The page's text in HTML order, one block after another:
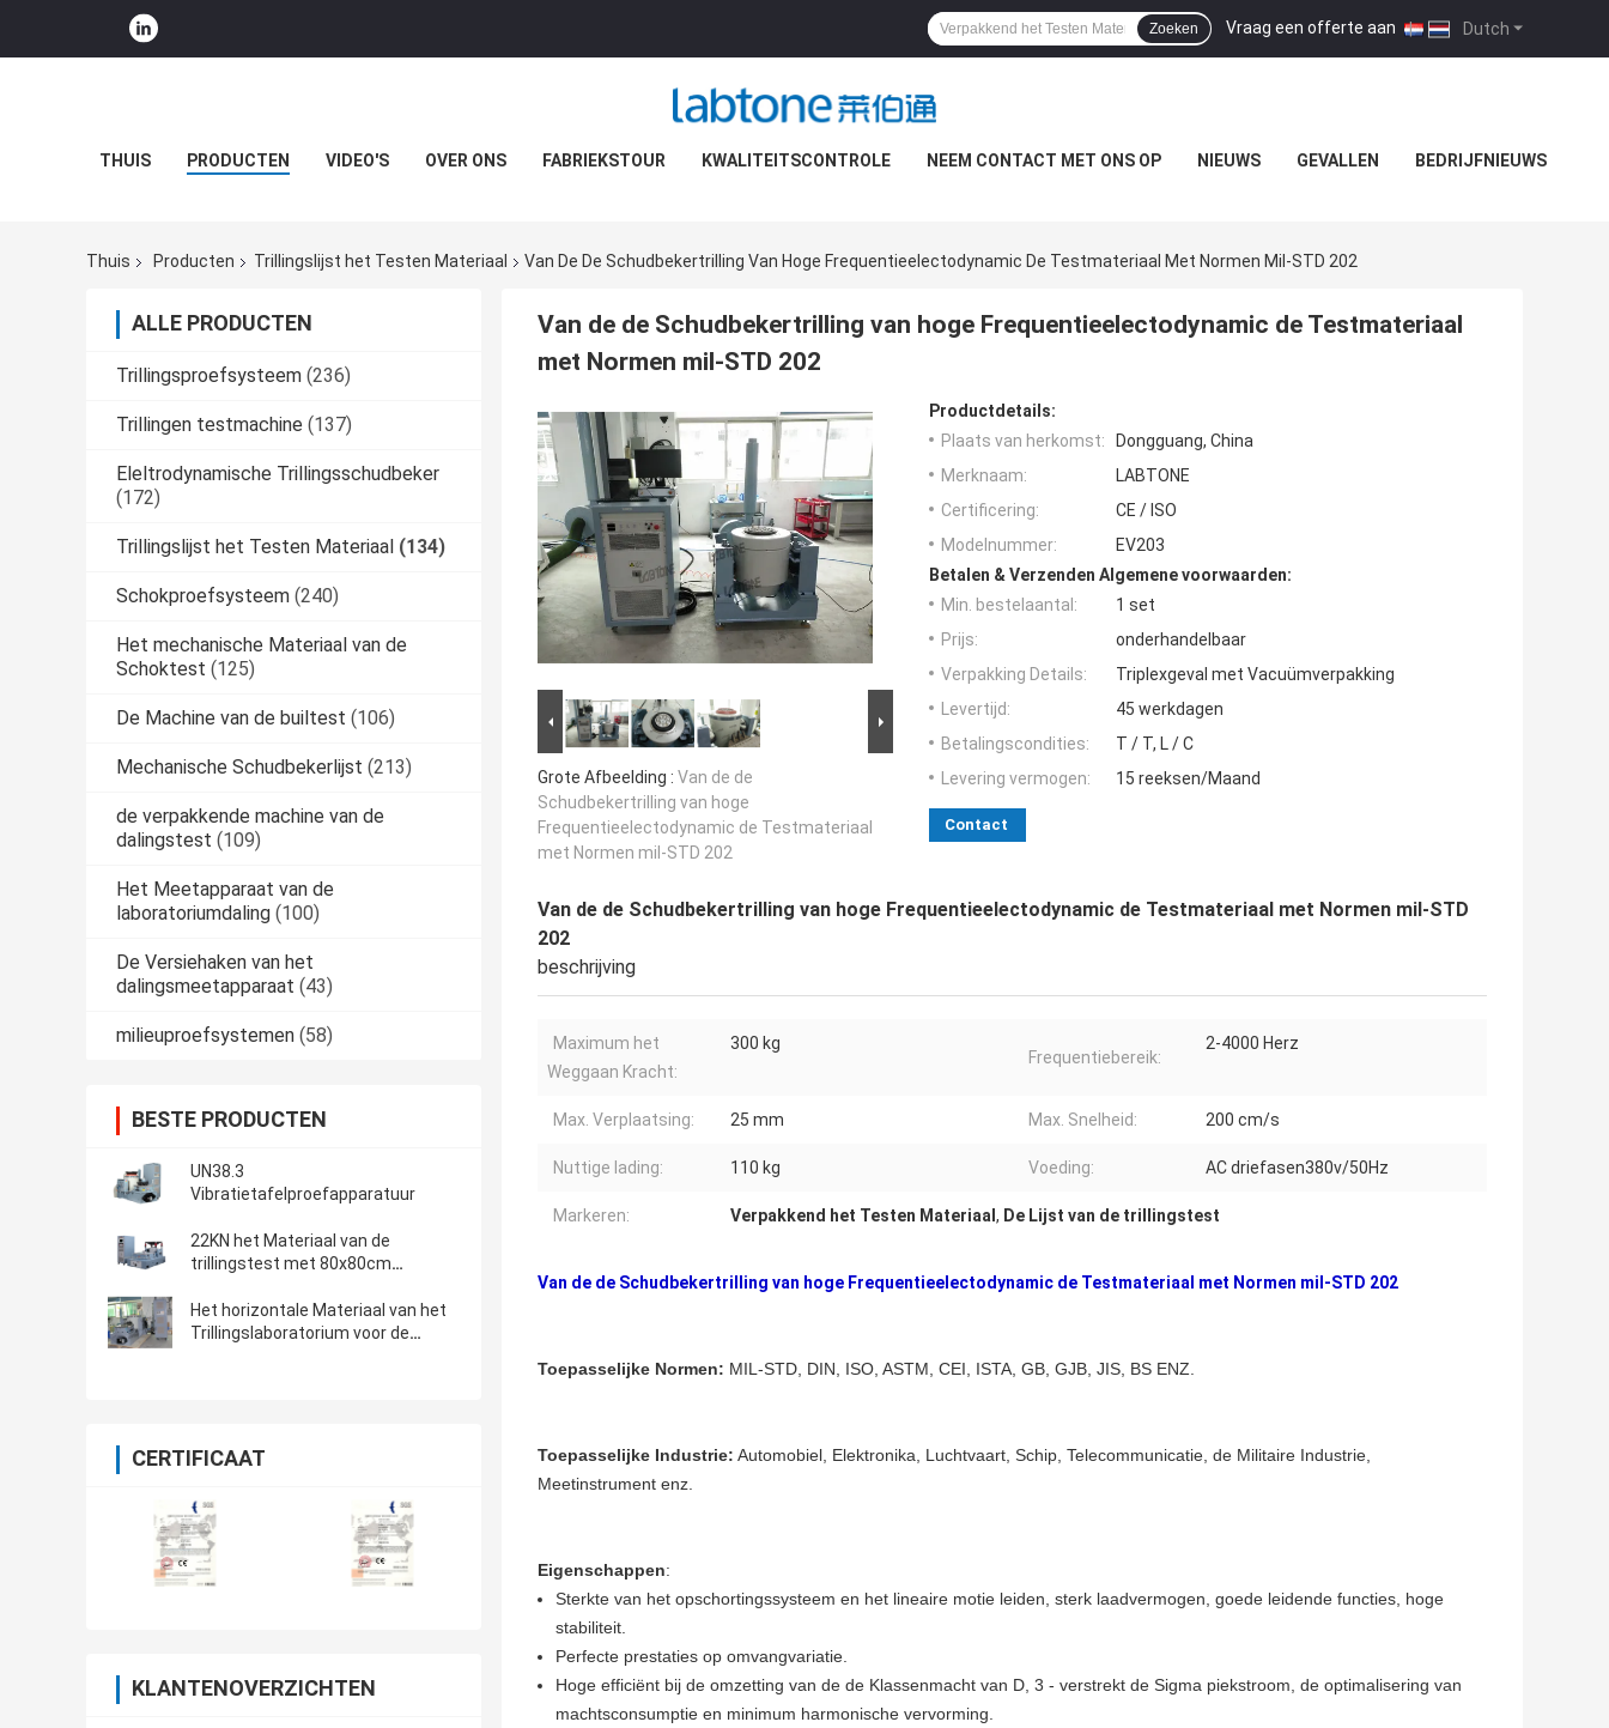
Dutch
Vraag een offerte aan |
Zoeken
THUIS PRODUCTEN VIDEO'S OVER ONS FABRIEKSTOUR KWALITEITSCONTROLE NEEM CONTACT MET ONS OP NIEUWS GEVALLEN BEDRIJFNIEUWS
Thuis Producten Trillingslijst het Testen Materiaal Van De De Schudbekertrilling Van Hoge Frequentieelectodynamic De Testmateriaal Met Normen Mil-STD 202
ALLE PRODUCTEN
Trillingsproefsysteem (236)
Trillingen testmachine (137)
Eleltrodynamische Trillingsschudbeker
(172)
Trillingslijst het Testen Materiaal (134)
Schokproefsysteem (240)
Het mechanische Materiaal van de
Schoktest (125)
De Machine van de builtest (106)
Mechanische Schudbekerlijst (213)
de verpakkende machine van de
dalingstest (109)
Het Meetapparaat van de
laboratoriumdaling (100)
De Versiehaken van het
dalingsmeetapparaat (43)
milieuproefsystemen (58)
BESTE PRODUCTEN
UN38.3
Vibratietafelproefapparatuur
22KN het Materiaal van de
trillingstest met 80x80cm
Trillingscontrolemechanisme vcs-
2
Het horizontale Materiaal van het
Trillingslaboratorium voor de
CERTIFICAAT
KLANTENOVERZICHTEN
Van de de Schudbekertrilling van hoge Frequentieelectodynamic de Testmateriaal
met Normen mil-STD 202
Grote Afbeelding : Van de de
Schudbekertrilling van hoge
Frequentieelectodynamic de Testmateriaal
met Normen mil-STD 202
Productdetails:
Plaats van herkomst:
Dongguang, China
Merknaam:
LABTONE
Certificering:
CE / ISO
Modelnummer:
EV203
Betalen & Verzenden Algemene voorwaarden:
Min. bestelaantal:
1 set
Prijs:
onderhandelbaar
Verpakking Details:
Triplexgeval met Vacuümverpakking
Levertijd:
45 werkdagen
Betalingscondities:
T / T, L / C
Levering vermogen:
15 reeksen/Maand
Contact
Van de de Schudbekertrilling van hoge Frequentieelectodynamic de Testmateriaal met Normen mil-STD
202
beschrijving
Maximum het
Weggaan Kracht:
300 kg
Frequentiebereik:
2-4000 Herz
Max. Verplaatsing: 25 mm Max. Snelheid: 200 cm/s
Nuttige lading: 110 kg Voeding: AC driefasen380v/50Hz
Markeren: Verpakkend het Testen Materiaal , De Lijst van de trillingstest
Van de de Schudbekertrilling van hoge Frequentieelectodynamic de Testmateriaal met Normen mil-STD 202
Toepasselijke Normen: MIL-STD, DIN, ISO, ASTM, CEI, ISTA, GB, GJB, JIS, BS ENZ.
Toepasselijke Industrie: Automobiel, Elektronika, Luchtvaart, Schip, Telecommunicatie, de Militaire Industrie,
Meetinstrument enz.
Eigenschappen:
Sterkte van het opschortingssysteem en het lineaire motie leiden, sterk laadvermogen, goede leidende functies, hoge
stabiliteit.
Perfecte prestaties op omvangvariatie.
Hoge efficiënt bij de omzetting van de de Klassenmacht van D, 3 - verstrekt de Sigma piekstroom, de optimalisering van
machtsconsumptie en minimum harmonische vervorming.